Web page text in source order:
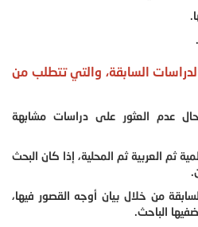
السابقة، والتي تتطلب من
عدم العثور على دراسات مشابهة
ثم العربية ثم المحلية، إذا كان البحث
من خلال بيان أوجه القصور فيها،
الباحث.